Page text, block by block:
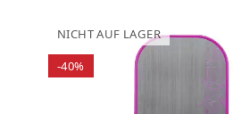
NICHT AUF LAGER
-40%